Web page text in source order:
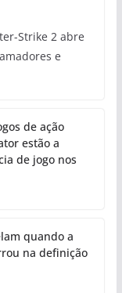
Strike 2 abre
e
de ação
estão a
de jogo nos
quando a
na definição